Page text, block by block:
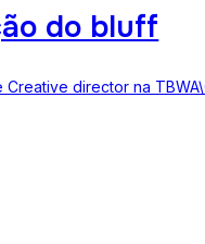
do bluff
director na